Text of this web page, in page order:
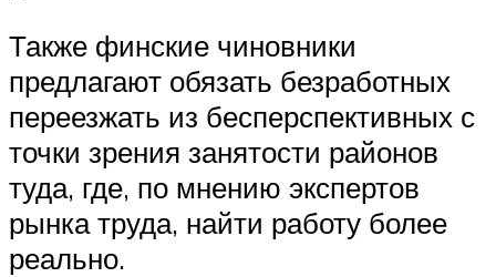
Также финские чиновники
предлагают обязать безработных
переезжать из бесперспективных с
точки зрения занятости районов
туда, где, по мнению экспертов
рынка труда, найти работу более
реально.